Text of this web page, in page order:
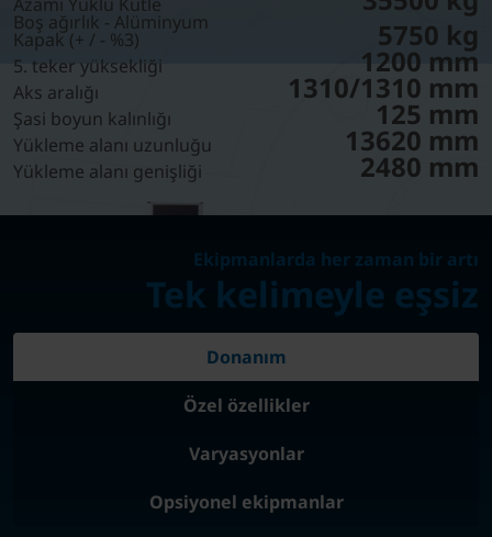
Boş ağırlık - Alüminyum
Kapak (+ / - %3) 5750 kg
5. teker yüksekliği 1200 mm
Aks aralığı 1310/1310 mm
Şasi boyun kalınlığı 125 mm
Yükleme alanı uzunluğu 13620 mm
Yükleme alanı genişliği 2480 mm
Ekipmanlarda her zaman bir artı
Tek kelimeyle eşsiz
Donanım
Özel özellikler
Varyasyonlar
Opsiyonel ekipmanlar